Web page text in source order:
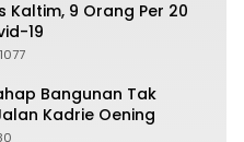
Kaltim, 9 Orang Per 20
19
Bangunan Tak
Kadrie Oening